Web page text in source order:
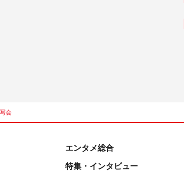
会
エンタメ総合
特集・インタビュー